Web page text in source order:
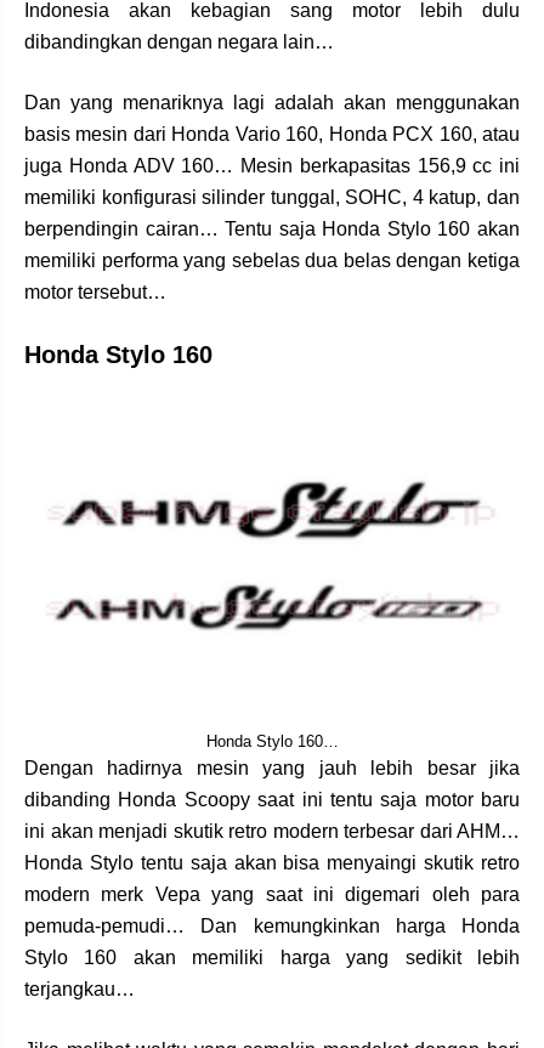
Indonesia akan kebagian sang motor lebih dulu
dibandingkan dengan negara lain…
Dan yang menariknya lagi adalah akan menggunakan
basis mesin dari Honda Vario 160, Honda PCX 160, atau
juga Honda ADV 160… Mesin berkapasitas 156,9 cc ini
memiliki konfigurasi silinder tunggal, SOHC, 4 katup, dan
berpendingin cairan… Tentu saja Honda Stylo 160 akan
memiliki performa yang sebelas dua belas dengan ketiga
motor tersebut…
Honda Stylo 160
Honda Stylo 160…
Dengan hadirnya mesin yang jauh lebih besar jika
dibanding Honda Scoopy saat ini tentu saja motor baru
ini akan menjadi skutik retro modern terbesar dari AHM…
Honda Stylo tentu saja akan bisa menyaingi skutik retro
modern merk Vepa yang saat ini digemari oleh para
pemuda-pemudi… Dan kemungkinkan harga Honda
Stylo 160 akan memiliki harga yang sedikit lebih
terjangkau…